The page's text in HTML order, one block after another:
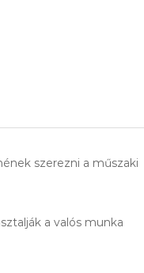
szerezni a műszaki
a valós munka